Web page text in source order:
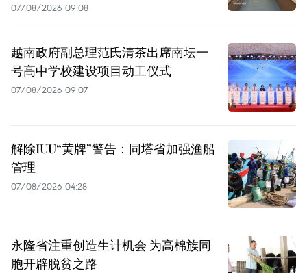
07/08/2026 09:08
越南政府副总理范氏清茶出席南坛一
号高中学校建设项目动工仪式
07/08/2026 09:07
解除IUU“黄牌”警告：同塔省加强渔船
管理
07/08/2026 04:28
永隆省注重创造生计机会 为高棉族同
胞开辟脱贫之路